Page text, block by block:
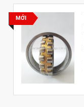
MỚI